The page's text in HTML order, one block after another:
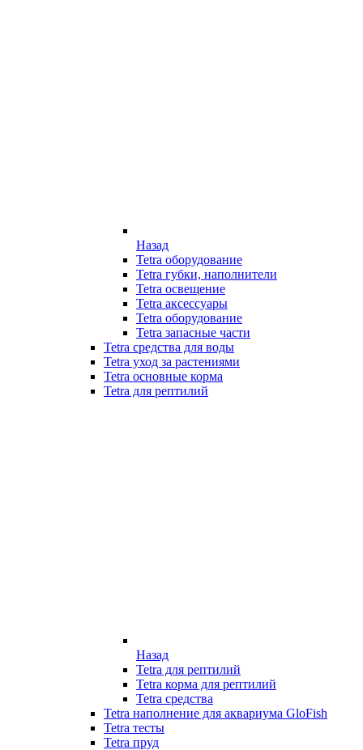
Назад
Tetra оборудование
Tetra губки, наполнители
Tetra освещение
Tetra аксессуары
Tetra оборудование
Tetra запасные части
Tetra средства для воды
Tetra уход за растениями
Tetra основные корма
Tetra для рептилий
Назад
Tetra для рептилий
Tetra корма для рептилий
Tetra средства
Tetra наполнение для аквариума GloFish
Tetra тесты
Tetra пруд